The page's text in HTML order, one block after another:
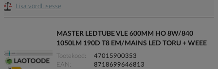
Lisa võrdlusesse
MASTER LEDTUBE VLE 600MM HO 8W/840
1050LM 190D T8 EM/MAINS LED TORU + WEEE
Tootekood
47015900353
EAN
8718699646813